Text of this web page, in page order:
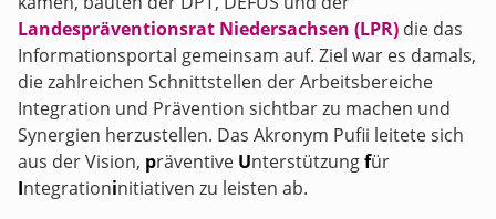
Landespräventionsrat Niedersachsen (LPR) die das
Informationsportal gemeinsam auf. Ziel war es damals,
die zahlreichen Schnittstellen der Arbeitsbereiche
Integration und Prävention sichtbar zu machen und
Synergien herzustellen. Das Akronym Pufii leitete sich
aus der Vision, präventive Unterstützungfür
Integrationinitiativen zu leisten ab.